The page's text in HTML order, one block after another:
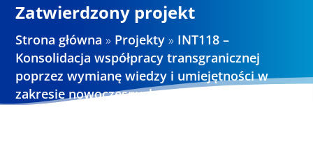
Projekty
Aktualności
Zatwierdzony projekt
Strona główna » Projekty » INT118 –
Konsolidacja współpracy transgranicznej
poprzez wymianę wiedzy i umiejętności w
zakresie nowoczesnych metod diagnostyki